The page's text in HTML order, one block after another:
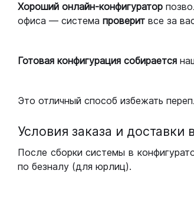
Хороший онлайн-конфигуратор
офиса — система проверит все за
Готовая конфигурация собирается
Это отличный способ избежать
Условия заказа и доставки
После сборки системы в
по безналу (для юрлиц).